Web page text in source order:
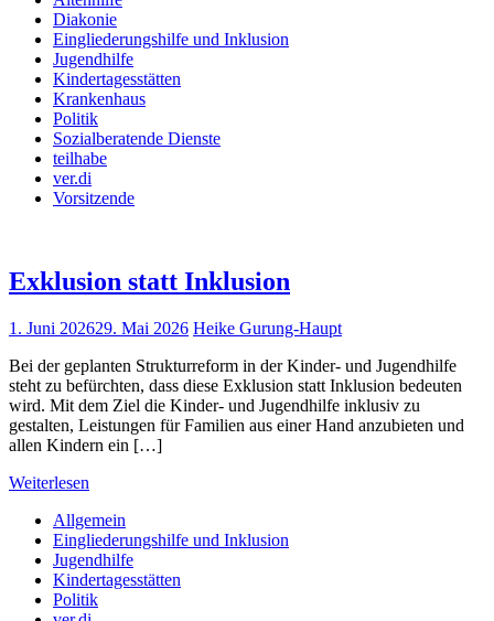
Diakonie
Eingliederungshilfe und Inklusion
Jugendhilfe
Kindertagesstätten
Krankenhaus
Politik
Sozialberatende Dienste
teilhabe
ver.di
Vorsitzende
Exklusion statt Inklusion
1. Juni 202629. Mai 2026 Heike Gurung-Haupt
Bei der geplanten Strukturreform in der Kinder- und Jugendhilfe
steht zu befürchten, dass diese Exklusion statt Inklusion bedeuten
wird. Mit dem Ziel die Kinder- und Jugendhilfe inklusiv zu
gestalten, Leistungen für Familien aus einer Hand anzubieten und
allen Kindern ein […]
Weiterlesen
Allgemein
Eingliederungshilfe und Inklusion
Jugendhilfe
Kindertagesstätten
Politik